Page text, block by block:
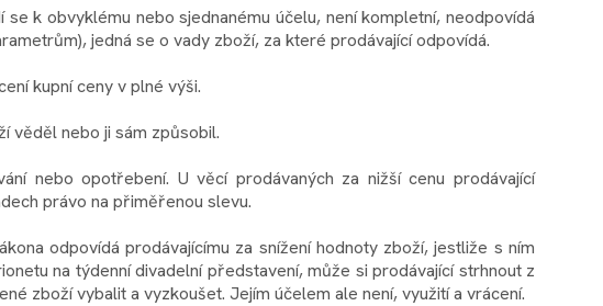
k obvyklému nebo sjednanému účelu, není kompletní, neodpovídá
jedná se o vady zboží, za které prodávající odpovídá.
kupní ceny v plné výši.
věděl nebo ji sám způsobil.
nebo opotřebení. U věcí prodávaných za nižší cenu prodávající
právo na přiměřenou slevu.
odpovídá prodávajícímu za snížení hodnoty zboží, jestliže s ním
na týdenní divadelní představení, může si prodávající strhnout z
zboží vybalit a vyzkoušet. Jejím účelem ale není, využití a vrácení.